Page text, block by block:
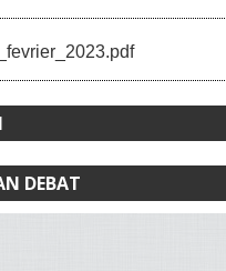
DEBAT